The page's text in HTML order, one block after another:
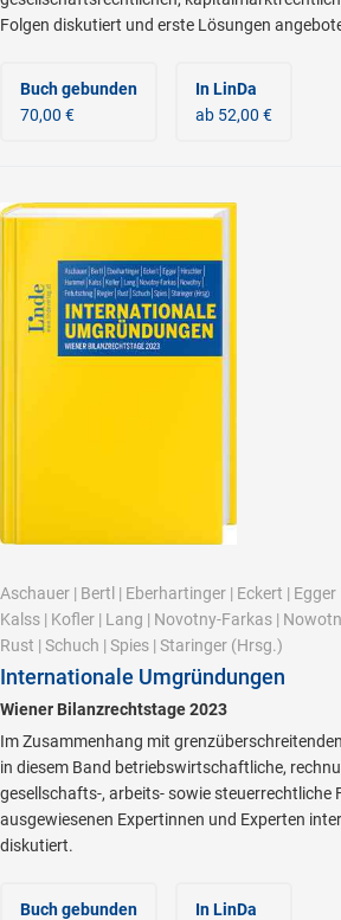
Folgen diskutiert und erste Lösungen
Buch gebunden
70,00 €
In LinDa
ab 52,00 €
Aschauer | Bertl | Eberhartinger | Eckert | Egger
Kalss | Kofler | Lang | Novotny-Farkas |
Rust | Schuch | Spies | Staringer (Hrsg.)
Internationale Umgründungen
Wiener Bilanzrechtstage 2023
Im Zusammenhang mit
in diesem Band betriebswirtschaftliche,
gesellschafts-, arbeits- sowie steuerrechtliche
ausgewiesenen Expertinnen und Experten
diskutiert.
Buch gebunden
In LinDa